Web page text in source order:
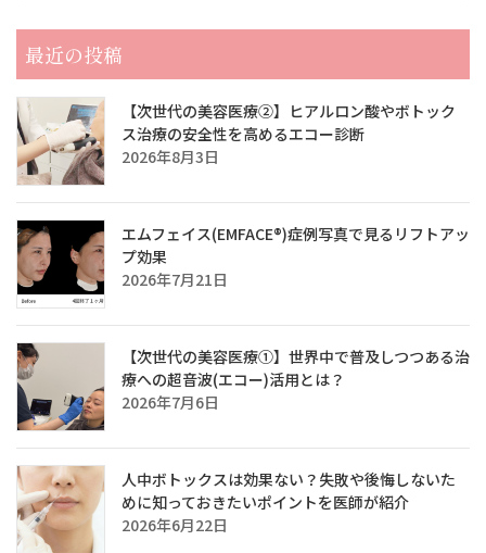
最近の投稿
【次世代の美容医療②】ヒアルロン酸やボトック
ス治療の安全性を高めるエコー診断
2026年8月3日
エムフェイス(EMFACE®)症例写真で見るリフトアッ
プ効果
2026年7月21日
【次世代の美容医療①】世界中で普及しつつある治
療への超音波(エコー)活用とは？
2026年7月6日
人中ボトックスは効果ない？失敗や後悔しないた
めに知っておきたいポイントを医師が紹介
2026年6月22日